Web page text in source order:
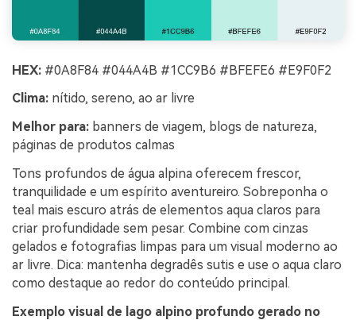
HEX: #0A8F84 #044A4B #1CC9B6 #BFEFE6 #E9F0F2
Clima: nítido, sereno, ao ar livre
Melhor para: banners de viagem, blogs de natureza,
páginas de produtos calmas
Tons profundos de água alpina oferecem frescor,
tranquilidade e um espírito aventureiro. Sobreponha o
teal mais escuro atrás de elementos aqua claros para
criar profundidade sem pesar. Combine com cinzas
gelados e fotografias limpas para um visual moderno ao
ar livre. Dica: mantenha degradês sutis e use o aqua claro
como destaque ao redor do conteúdo principal.
Exemplo visual de lago alpino profundo gerado no